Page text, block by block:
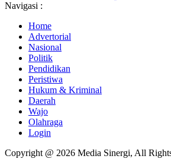
Navigasi :
Home
Advertorial
Nasional
Politik
Pendidikan
Peristiwa
Hukum & Kriminal
Daerah
Wajo
Olahraga
Login
Copyright @ 2026 Media Sinergi, All